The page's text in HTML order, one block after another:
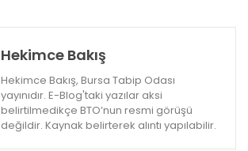
Hekimce Bakış
Hekimce Bakış, Bursa Tabip Odası
yayınıdır. E-Blog'taki yazılar aksi
belirtilmedikçe BTO’nun resmi görüşü
değildir. Kaynak belirterek alıntı yapılabilir.